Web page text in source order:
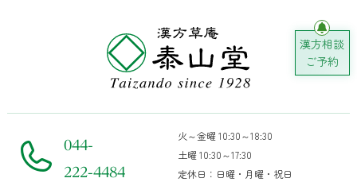
漢方相談
ご予約
044-
222-4484
火～金曜 10:30～18:30
土曜 10:30～17:30
定休日：日曜・月曜・祝日